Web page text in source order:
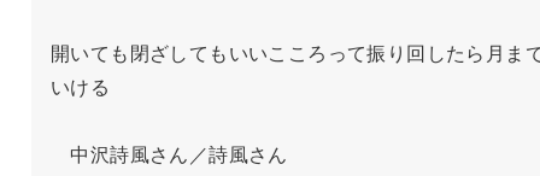
開いても閉ざしてもいいこころって振り回したら月ま
いける
中沢詩風さん／詩風さん